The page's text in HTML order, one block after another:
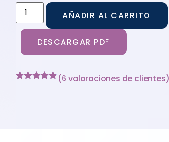
AÑADIR AL CARRITO
DESCARGAR PDF
(6 valoraciones de clientes)